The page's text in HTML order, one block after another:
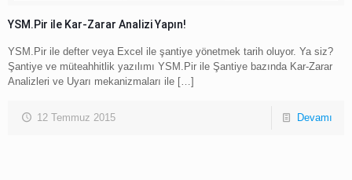
YSM.Pir ile Kar-Zarar Analizi Yapın!
YSM.Pir ile defter veya Excel ile şantiye yönetmek tarih oluyor. Ya siz?
Şantiye ve müteahhitlik yazılımı YSM.Pir ile Şantiye bazında Kar-Zarar
Analizleri ve Uyarı mekanizmaları ile […]
12 Temmuz 2015 Devamı